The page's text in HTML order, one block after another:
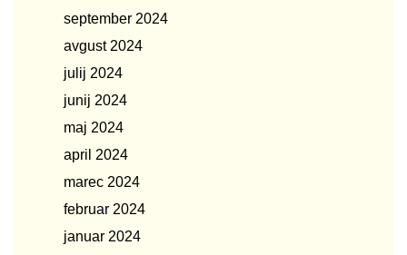
september 2024
avgust 2024
julij 2024
junij 2024
maj 2024
april 2024
marec 2024
februar 2024
januar 2024